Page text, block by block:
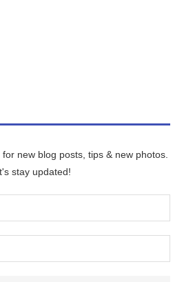
new blog posts, tips & new photos.
stay updated!